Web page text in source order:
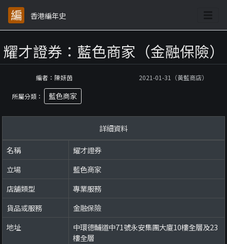
香港編年史
耀才證券：藍色商家（金融保險）
編者：陳妍茵 2021-01-31（黃藍商店）
所屬分類： 藍色商家
詳細資料
名稱
耀才證券
立場
藍色商家
店舖類型
專業服務
貨品或服務
金融保險
地址
中環德輔道中71號永安集團大廈10樓全層及23
樓全層